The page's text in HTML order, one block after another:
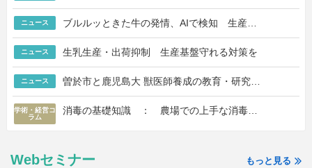
ニュース ブルルッときた牛の発情、AIで検知 生産…
ニュース 生乳生産・出荷抑制 生産基盤守れる対策を
ニュース 曽於市と鹿児島大 獣医師養成の教育・研究…
学術・経営コ
ラム
消毒の基礎知識 ： 農場での上手な消毒…
Webセミナー もっと見る